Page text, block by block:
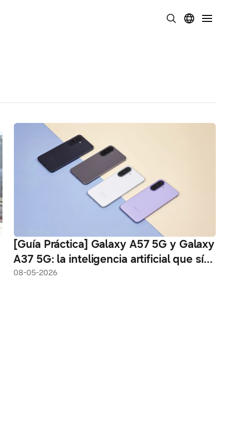
[Guía Práctica] Galaxy A57 5G y Galaxy
A37 5G: la inteligencia artificial que sí
usarás todos los días
08-05-2026